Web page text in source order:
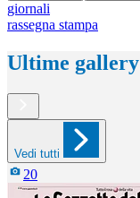
giornali
rassegna stampa
Ultime gallery
Vedi tutti
20